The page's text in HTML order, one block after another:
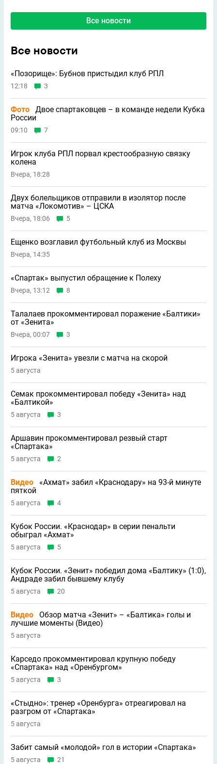
Все новости
Все новости
«Позорище»: Бубнов пристыдил клуб РПЛ
12:18 3
Фото
Двое спартаковцев – в команде недели Кубка
России
09:10 7
Игрок клуба РПЛ порвал крестообразную связку
колена
Вчера, 18:28
Двух болельщиков отправили в изолятор после
матча «Локомотив» – ЦСКА
Вчера, 18:06 5
Ещенко возглавил футбольный клуб из Москвы
Вчера, 14:35
«Спартак» выпустил обращение к Полеху
Вчера, 13:12 8
Талалаев прокомментировал поражение «Балтики»
от «Зенита»
Вчера, 00:07 3
Игрока «Зенита» увезли с матча на скорой
5 августа
Семак прокомментировал победу «Зенита» над
«Балтикой»
5 августа 3
Аршавин прокомментировал резвый старт
«Спартака»
5 августа 2
Видео
«Ахмат» забил «Краснодару» на 93-й минуте
пяткой
5 августа 4
Кубок России. «Краснодар» в серии пенальти
обыграл «Ахмат»
5 августа 5
Кубок России. «Зенит» победил дома «Балтику» (1:0),
Андраде забил бывшему клубу
5 августа 20
Видео
Обзор матча «Зенит» – «Балтика» голы и
лучшие моменты (Видео)
5 августа
Карседо прокомментировал крупную победу
«Спартака» над «Оренбургом»
5 августа 3
«Стыдно»: тренер «Оренбурга» отреагировал на
разгром от «Спартака»
5 августа
Забит самый «молодой» гол в истории «Спартака»
5 августа 21